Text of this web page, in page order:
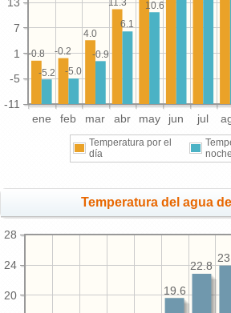
ene feb mar abr may jun jul
-11
-5
1
7
11.3
4.0
-0.2
-0.8
10.6
6.1
-0.9
-5.0
-5.2
Temperatura por el
día
noche
Temperatura del agua de
20
24
28
22.8
19.6